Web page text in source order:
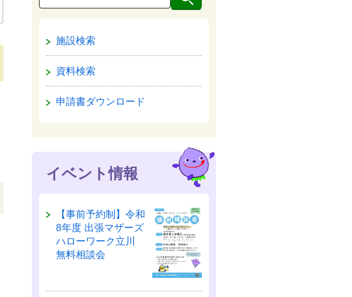
施設検索
資料検索
申請書ダウンロード
イベント情報
【事前予約制】令和
8年度 出張マザーズ
ハローワーク立川
無料相談会